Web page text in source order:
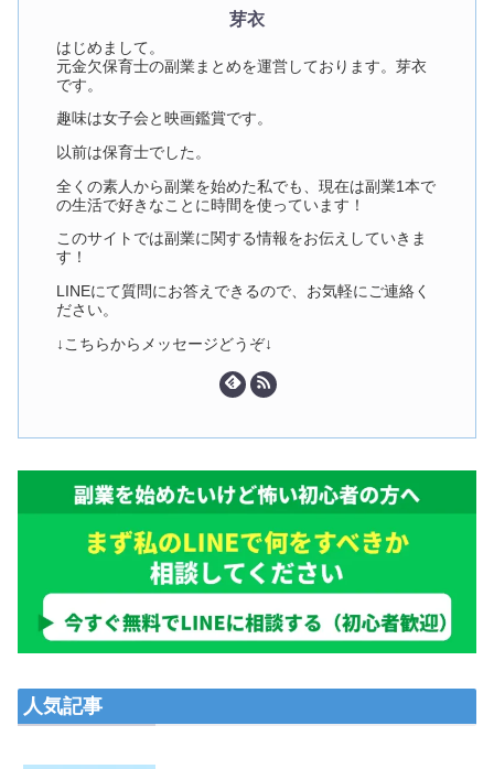
芽衣
はじめまして。
元金欠保育士の副業まとめを運営しております。芽衣
です。
趣味は女子会と映画鑑賞です。
以前は保育士でした。
全くの素人から副業を始めた私でも、現在は副業1本で
の生活で好きなことに時間を使っています！
このサイトでは副業に関する情報をお伝えしていきま
す！
LINEにて質問にお答えできるので、お気軽にご連絡く
ださい。
↓こちらからメッセージどうぞ↓
人気記事